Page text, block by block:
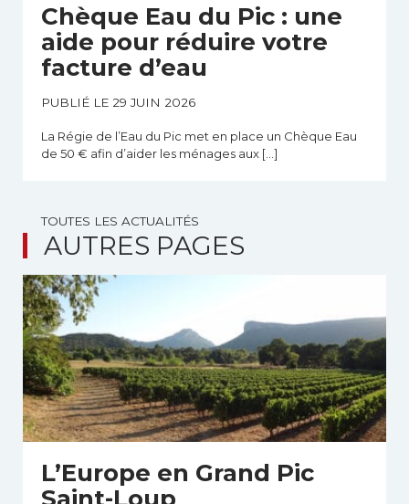
Chèque Eau du Pic : une
aide pour réduire votre
facture d’eau
PUBLIÉ LE 29 JUIN 2026
La Régie de l’Eau du Pic met en place un Chèque Eau
de 50 € afin d’aider les ménages aux […]
TOUTES LES ACTUALITÉS
AUTRES PAGES
L’Europe en Grand Pic
Saint-Loup